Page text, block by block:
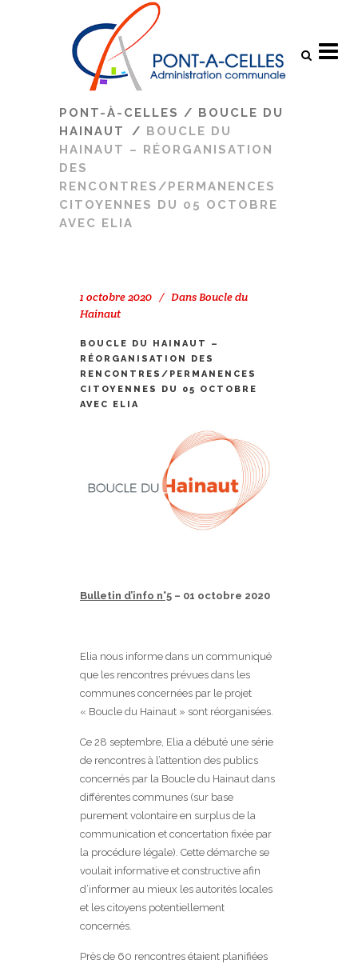
PONT-À-CELLES / BOUCLE DU
HAINAUT
/ BOUCLE DU
HAINAUT – RÉORGANISATION
DES
RENCONTRES/PERMANENCES
CITOYENNES DU 05 OCTOBRE
AVEC ELIA
1 octobre 2020 Dans Boucle du
Hainaut
BOUCLE DU HAINAUT –
RÉORGANISATION DES
RENCONTRES/PERMANENCES
CITOYENNES DU 05 OCTOBRE
AVEC ELIA
Bulletin d’info n°5 – 01 octobre 2020
Elia nous informe dans un communiqué
que les rencontres prévues dans les
communes concernées par le projet
« Boucle du Hainaut » sont réorganisées.
Ce 28 septembre, Elia a débuté une série
de rencontres à l’attention des publics
concernés par la Boucle du Hainaut dans
différentes communes (sur base
purement volontaire en surplus de la
communication et concertation fixée par
la procédure légale). Cette démarche se
voulait informative et constructive afin
d’informer au mieux les autorités locales
et les citoyens potentiellement
concernés.
Près de 60 rencontres étaient planifiées